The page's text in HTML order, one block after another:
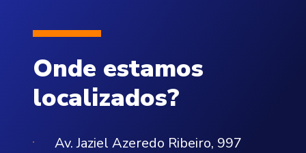
Onde estamos
localizados?
Av. Jaziel Azeredo Ribeiro, 997